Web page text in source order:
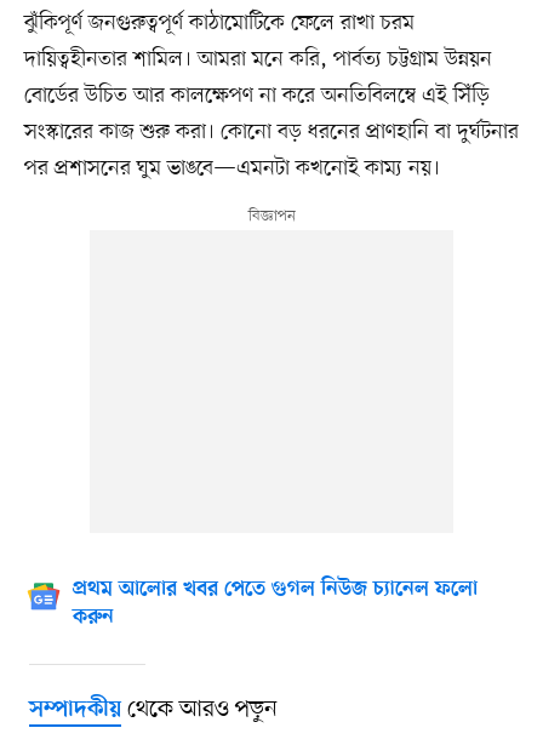
ঝুঁকিপূর্ণ জনগুরুত্বপূর্ণ কাঠামোটিকে ফেলে রাখা চরম
দায়িত্বহীনতার শামিল। আমরা মনে করি, পার্বত্য চট্টগ্রাম উন্নয়ন
বোর্ডের উচিত আর কালক্ষেপণ না করে অনতিবিলম্বে এই সিঁড়ি
সংস্কারের কাজ শুরু করা। কোনো বড় ধরনের প্রাণহানি বা দুর্ঘটনার
পর প্রশাসনের ঘুম ভাঙবে—এমনটা কখনোই কাম্য নয়।
প্রথম আলোর খবর পেতে গুগল নিউজ চ্যানেল ফলো
করুন
সম্পাদকীয়থেকে আরও পড়ুন